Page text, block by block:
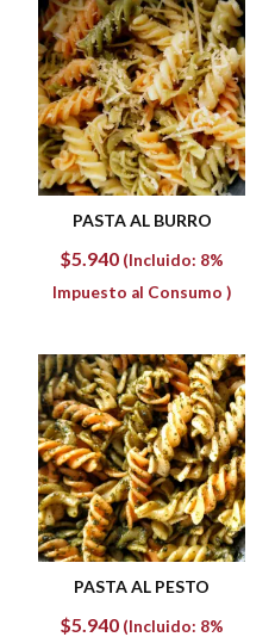
PASTA AL BURRO
$5.940 (Incluido: 8%
Impuesto al Consumo )
PASTA AL PESTO
$5.940 (Incluido: 8%